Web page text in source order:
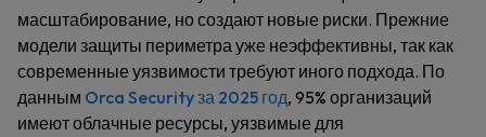
масштабирование, но создают новые риски. Прежние
модели защиты периметра уже неэффективны, так как
современные уязвимости требуют иного подхода. По
данным Orca Security за 2025 год, 95% организаций
имеют облачные ресурсы, уязвимые для